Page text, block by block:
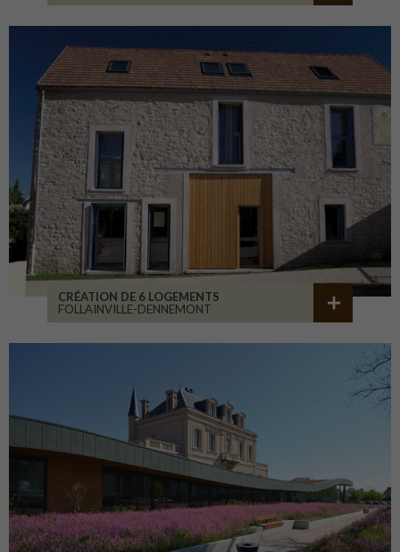
CRÉATION DE 6 LOGEMENTS
FOLLAINVILLE-DENNEMONT